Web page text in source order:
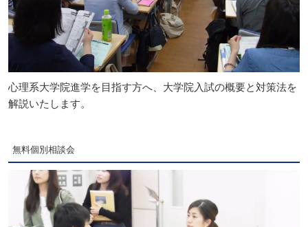
心理系大学院進学を目指す方へ、大学院入試の概要と対策法を
解説いたします。
無料個別相談会